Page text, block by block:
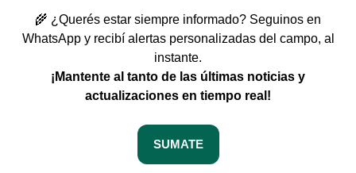
🌾 ¿Querés estar siempre informado? Seguinos en
WhatsApp y recibí alertas personalizadas del campo, al
instante.
¡Mantente al tanto de las últimas noticias y
actualizaciones en tiempo real!
SUMATE